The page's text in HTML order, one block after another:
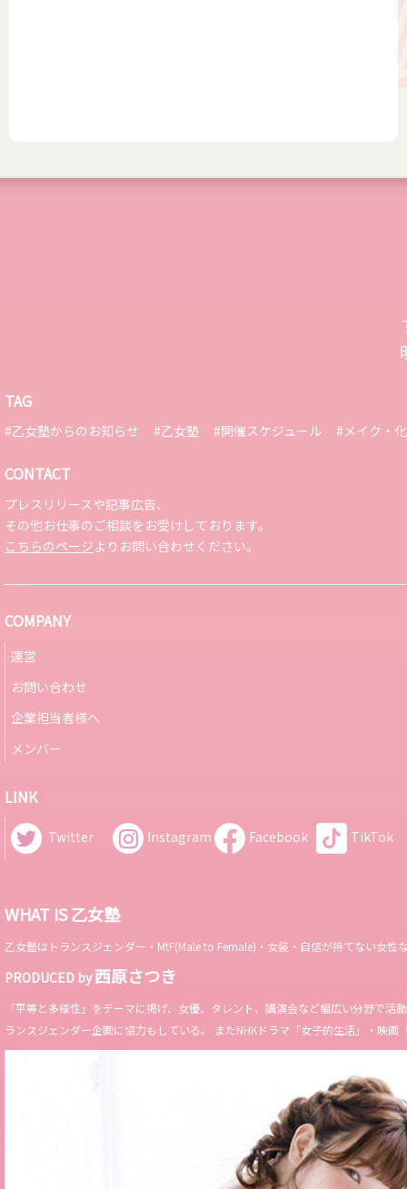
TAG
#乙女塾からのお知らせ #乙女塾 #開催スケジュール #メイク・
CONTACT
プレスリリースや記事広告、
その他お仕事のご相談をお受けしております。
こちらのページよりお問い合わせください。
COMPANY
運営
お問い合わせ
企業担当者様へ
メンバー
LINK
Twitter Instagram Facebook TikTok
WHAT IS 乙女塾
乙女塾はトランスジェンダー・MtF(Male to Female)・女装・自信が持てない女
PRODUCED by西原さつき
「平等と多様性」をテーマに掲げ、女優、タレント、講演会など幅広い分野で
ランスジェンダー企画に協力もしている。 またNHKドラマ「女子的生活」・映